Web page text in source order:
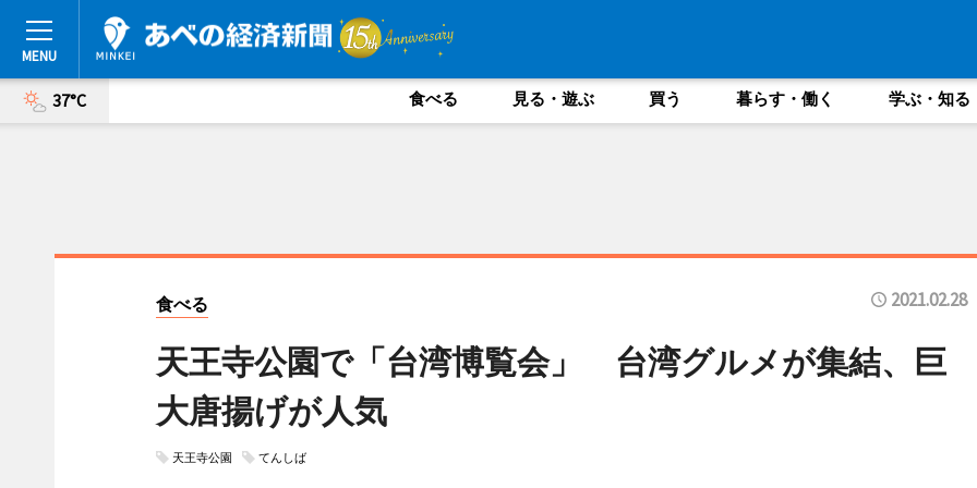
37°C 食べる 見る・遊ぶ 買う 暮らす・働く 学ぶ・知る
食べる 2021.02.28
天王寺公園で「台湾博覧会」 台湾グルメが集結、巨
大唐揚げが人気
天王寺公園 てんしば